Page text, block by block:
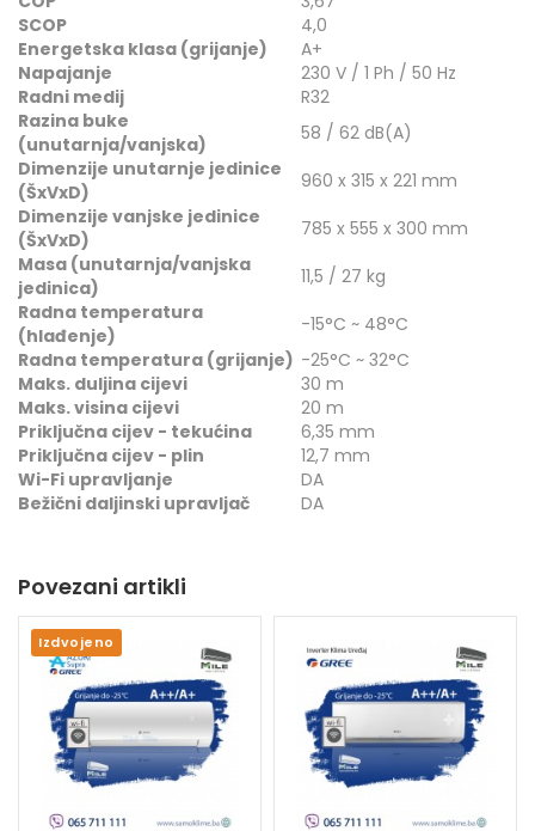
SCOP
4,0
Energetska klasa (grijanje)
A+
Napajanje
230 V / 1 Ph / 50 Hz
Radni medij
R32
Razina buke
(unutarnja/vanjska)
58 / 62 dB(A)
Dimenzije unutarnje jedinice
(ŠxVxD)
960 x 315 x 221 mm
Dimenzije vanjske jedinice
(ŠxVxD)
785 x 555 x 300 mm
Masa (unutarnja/vanjska
jedinica)
11,5 / 27 kg
Radna temperatura
(hlađenje)
-15°C ~ 48°C
Radna temperatura (grijanje) -25°C ~ 32°C
Maks. duljina cijevi
30 m
Maks. visina cijevi
20 m
Priključna cijev - tekućina
6,35 mm
Priključna cijev - plin
12,7 mm
Wi-Fi upravljanje
DA
Bežični daljinski upravljač
DA
Povezani artikli
Izdvojeno